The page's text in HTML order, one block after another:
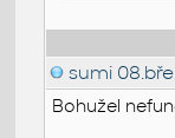
sumi
Bohužel